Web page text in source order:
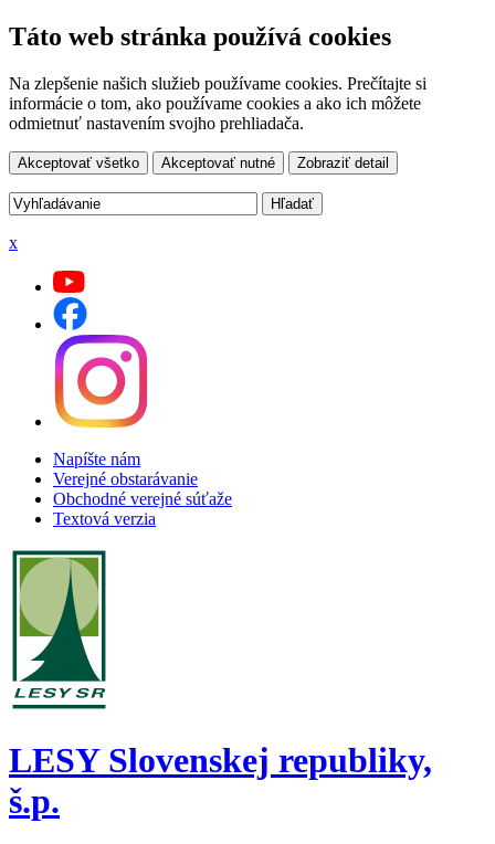
Táto web stránka používá cookies
Na zlepšenie našich služieb používame cookies. Prečítajte si
informácie o tom, ako používame cookies a ako ich môžete
odmietnuť nastavením svojho prehliadača.
Akceptovať všetko Akceptovať nutné Zobraziť detail
x
Napíšte nám
Verejné obstarávanie
Obchodné verejné súťaže
Textová verzia
LESY Slovenskej republiky,
š.p.